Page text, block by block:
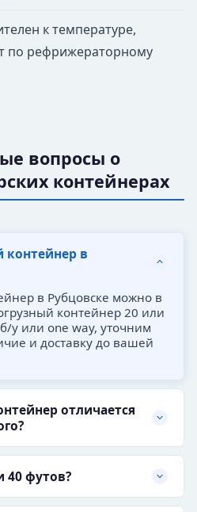
к температуре,
по рефрижераторному
вопросы о
контейнерах
контейнер в
в Рубцовске можно в
контейнер 20 или
у или one way, уточним
и доставку до вашей
отличается
40 футов?